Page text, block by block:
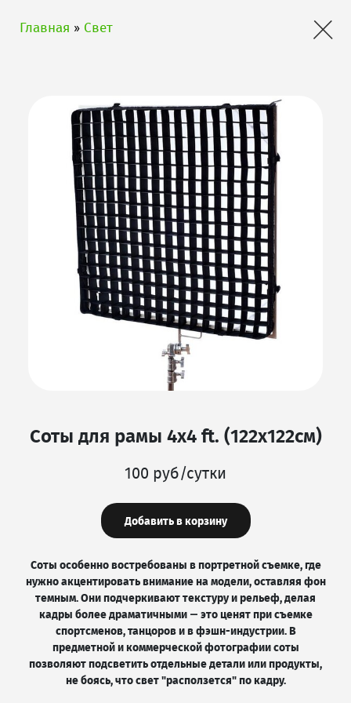
Главная » Свет ×
Соты для рамы 4х4 ft. (122х122см)
100 руб/сутки
Добавить в корзину
Соты особенно востребованы в портретной съемке, где
нужно акцентировать внимание на модели, оставляя фон
темным. Они подчеркивают текстуру и рельеф, делая
кадры более драматичными — это ценят при съемке
спортсменов, танцоров и в фэшн-индустрии. В
предметной и коммерческой фотографии соты
позволяют подсветить отдельные детали или продукты,
не боясь, что свет "расползется" по кадру.